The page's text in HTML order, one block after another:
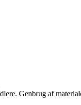
Genbrug af